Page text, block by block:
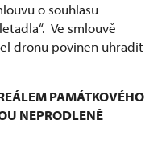
o souhlasu
Ve smlouvě
dronu povinen uhradit
PAMÁTKOVÉHO
NEPRODLENĚ